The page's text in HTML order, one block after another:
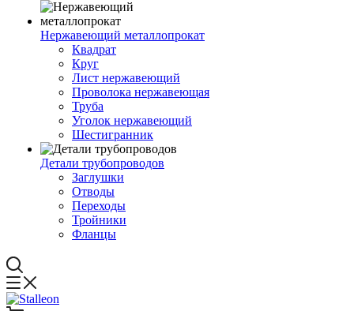
Нержавеющий металлопрокат
Квадрат
Круг
Лист нержавеющий
Проволока нержавеющая
Труба
Уголок нержавеющий
Шестигранник
Детали трубопроводов
Заглушки
Отводы
Переходы
Тройники
Фланцы